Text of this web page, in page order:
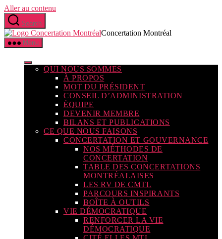
Aller au contenu
Search
Concertation Montréal
Menu
QUI NOUS SOMMES
À PROPOS
MOT DU PRÉSIDENT
CONSEIL D’ADMINISTRATION
ÉQUIPE
DEVENIR MEMBRE
BILANS ET PUBLICATIONS
CE QUE NOUS FAISONS
CONCERTATION ET GOUVERNANCE
NOS MÉTHODES DE
CONCERTATION
TABLE DES CONCERTATIONS
MONTRÉALAISES
LES RV DE CMTL
PARCOURS INSPIRANTS
BOÎTE À OUTILS
VIE DÉMOCRATIQUE
RENFORCER LA VIE
DÉMOCRATIQUE